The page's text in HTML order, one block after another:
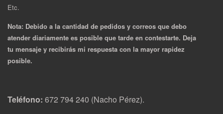
Etc.
Nota: Debido a la cantidad de pedidos y correos que debo
atender diariamente es posible que tarde en contestarte. Deja
tu mensaje y recibirás mi respuesta con la mayor rapidez
posible.
Teléfono: 672 794 240 (Nacho Pérez).